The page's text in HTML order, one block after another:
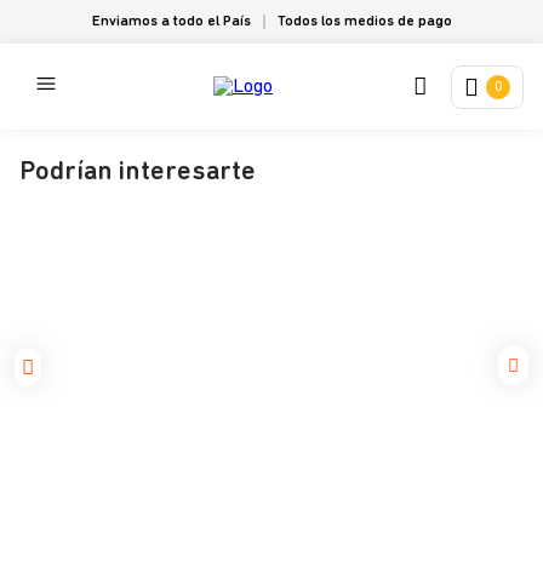
Enviamos a todo el País Todos los medios de pago
0
Podrían interesarte